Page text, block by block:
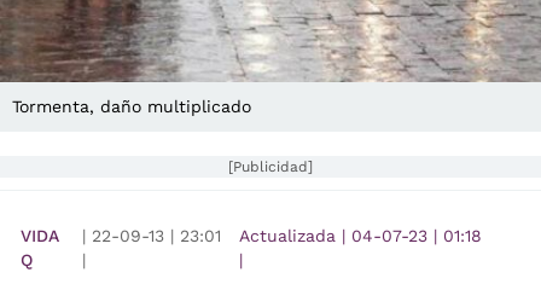
Tormenta, daño multiplicado
[Publicidad]
VIDA
Q
| 22-09-13 | 23:01
|
Actualizada | 04-07-23 | 01:18
|